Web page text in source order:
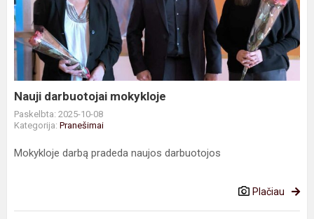
mokykloje
Nauji darbuotojai mokykloje
Paskelbta: 2025-10-08
Kategorija: Pranešimai
Mokykloje darbą pradeda naujos darbuotojos
Plačiau